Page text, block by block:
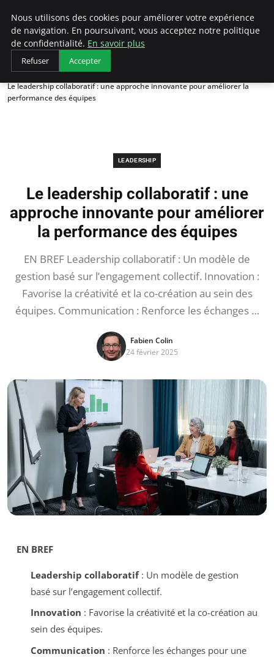
AIESEC France
Accueil
Leadership
Le leadership collaboratif : une approche innovante pour améliorer la
performance des équipes
LEADERSHIP
Le leadership collaboratif : une
approche innovante pour améliorer
la performance des équipes
EN BREF Leadership collaboratif : Un modèle de
gestion basé sur l’engagement collectif. Innovation :
Favorise la créativité et la co-création au sein des
équipes. Communication : Renforce les échanges …
Fabien Colin
24 février 2025
EN BREF
Leadership collaboratif: Un modèle de gestion
basé sur l’engagement collectif.
Innovation : Favorise la créativité et la co-création au
sein des équipes.
Communication : Renforce les échanges pour une
Nous utilisons des cookies pour améliorer votre expérience
de navigation. En poursuivant, vous acceptez notre politique
de confidentialité. En savoir plus
Refuser Accepter